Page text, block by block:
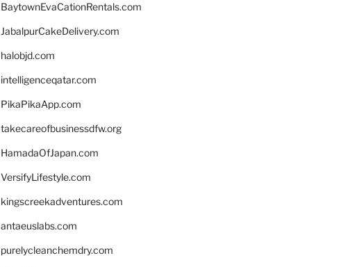
BaytownEvaCationRentals.com
JabalpurCakeDelivery.com
halobjd.com
intelligenceqatar.com
PikaPikaApp.com
takecareofbusinessdfw.org
HamadaOfJapan.com
VersifyLifestyle.com
kingscreekadventures.com
antaeuslabs.com
purelycleanchemdry.com